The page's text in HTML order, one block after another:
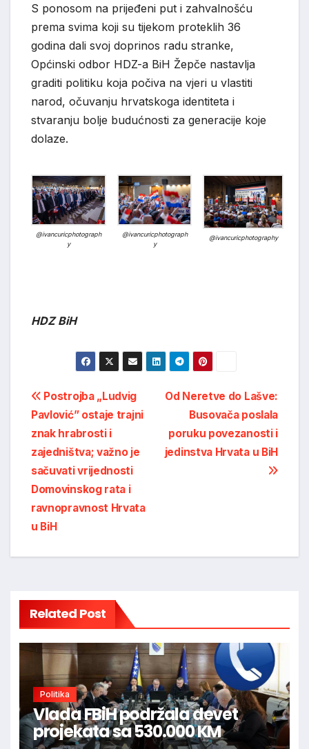
S ponosom na prijeđeni put i zahvalnošću
prema svima koji su tijekom proteklih 36
godina dali svoj doprinos radu stranke,
Općinski odbor HDZ-a BiH Žepče nastavlja
graditi politiku koja počiva na vjeri u vlastiti
narod, očuvanju hrvatskoga identiteta i
stvaranju bolje budućnosti za generacije koje
dolaze.
@ivancuricphotograph
y
@ivancuricphotograph
y
@ivancuricphotography
HDZ BiH
Post
navigation
Od Neretve do Lašve:
Busovača poslala
poruku povezanosti i
jedinstva Hrvata u BiH
Postrojba „Ludvig
Pavlović” ostaje trajni
znak hrabrosti i
zajedništva; važno je
sačuvati vrijednosti
Domovinskog rata i
ravnopravnost Hrvata
u BiH
Related Post
Politika
Vlada FBiH podržala devet
projekata sa 530.000 KM